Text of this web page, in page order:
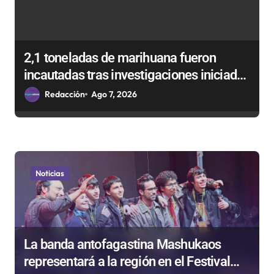
s
2,1 toneladas de marihuana fueron
incautadas tras investigaciones iniciadas
en Antofagasta
Redacción Ago 7, 2026
Noticias
La banda antofagastina Mashukaos
representará a la región en el Festival